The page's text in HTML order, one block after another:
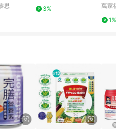
思
3%
萬家
1%